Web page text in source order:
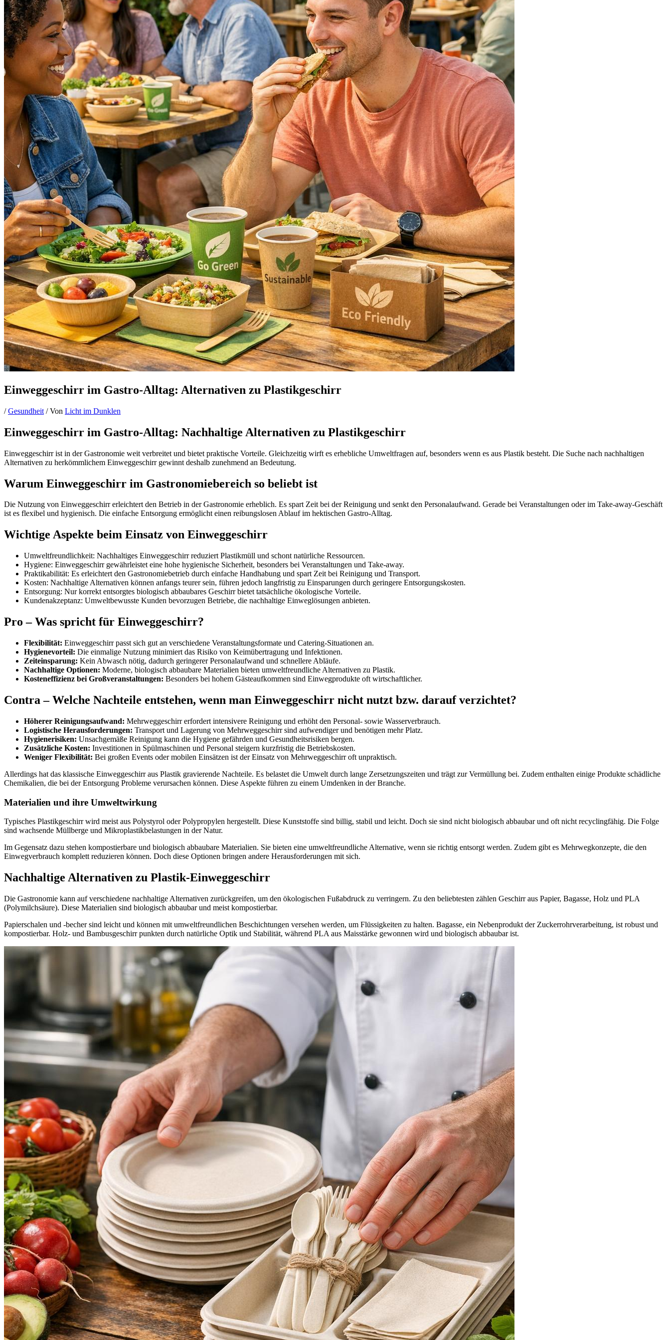
Einweggeschirr im Gastro-Alltag: Alternativen zu Plastikgeschirr
/Gesundheit / Von Licht im Dunklen
Einweggeschirr im Gastro-Alltag: Nachhaltige Alternativen zu Plastikgeschirr
Einweggeschirr ist in der Gastronomie weit verbreitet und bietet praktische Vorteile. Gleichzeitig wirft es erhebliche Umweltfragen auf, besonders wenn es aus Plastik besteht. Die Suche nach nachhaltigen
Alternativen zu herkömmlichem Einweggeschirr gewinnt deshalb zunehmend an Bedeutung.
Warum Einweggeschirr im Gastronomiebereich so beliebt ist
Die Nutzung von Einweggeschirr erleichtert den Betrieb in der Gastronomie erheblich. Es spart Zeit bei der Reinigung und senkt den Personalaufwand. Gerade bei Veranstaltungen oder im Take-away-Geschäft
ist es flexibel und hygienisch. Die einfache Entsorgung ermöglicht einen reibungslosen Ablauf im hektischen Gastro-Alltag.
Wichtige Aspekte beim Einsatz von Einweggeschirr
Umweltfreundlichkeit: Nachhaltiges Einweggeschirr reduziert Plastikmüll und schont natürliche Ressourcen.
Hygiene: Einweggeschirr gewährleistet eine hohe hygienische Sicherheit, besonders bei Veranstaltungen und Take-away.
Praktikabilität: Es erleichtert den Gastronomiebetrieb durch einfache Handhabung und spart Zeit bei Reinigung und Transport.
Kosten: Nachhaltige Alternativen können anfangs teurer sein, führen jedoch langfristig zu Einsparungen durch geringere Entsorgungskosten.
Entsorgung: Nur korrekt entsorgtes biologisch abbaubares Geschirr bietet tatsächliche ökologische Vorteile.
Kundenakzeptanz: Umweltbewusste Kunden bevorzugen Betriebe, die nachhaltige Einweglösungen anbieten.
Pro – Was spricht für Einweggeschirr?
Flexibilität: Einweggeschirr passt sich gut an verschiedene Veranstaltungsformate und Catering-Situationen an.
Hygienevorteil: Die einmalige Nutzung minimiert das Risiko von Keimübertragung und Infektionen.
Zeiteinsparung: Kein Abwasch nötig, dadurch geringerer Personalaufwand und schnellere Abläufe.
Nachhaltige Optionen: Moderne, biologisch abbaubare Materialien bieten umweltfreundliche Alternativen zu Plastik.
Kosteneffizienz bei Großveranstaltungen: Besonders bei hohem Gästeaufkommen sind Einwegprodukte oft wirtschaftlicher.
Contra – Welche Nachteile entstehen, wenn man Einweggeschirr nicht nutzt bzw. darauf verzichtet?
Höherer Reinigungsaufwand: Mehrweggeschirr erfordert intensivere Reinigung und erhöht den Personal- sowie Wasserverbrauch.
Logistische Herausforderungen: Transport und Lagerung von Mehrweggeschirr sind aufwendiger und benötigen mehr Platz.
Hygienerisiken: Unsachgemäße Reinigung kann die Hygiene gefährden und Gesundheitsrisiken bergen.
Zusätzliche Kosten: Investitionen in Spülmaschinen und Personal steigern kurzfristig die Betriebskosten.
Weniger Flexibilität: Bei großen Events oder mobilen Einsätzen ist der Einsatz von Mehrweggeschirr oft unpraktisch.
Allerdings hat das klassische Einweggeschirr aus Plastik gravierende Nachteile. Es belastet die Umwelt durch lange Zersetzungszeiten und trägt zur Vermüllung bei. Zudem enthalten einige Produkte schädliche
Chemikalien, die bei der Entsorgung Probleme verursachen können. Diese Aspekte führen zu einem Umdenken in der Branche.
Materialien und ihre Umweltwirkung
Typisches Plastikgeschirr wird meist aus Polystyrol oder Polypropylen hergestellt. Diese Kunststoffe sind billig, stabil und leicht. Doch sie sind nicht biologisch abbaubar und oft nicht recyclingfähig. Die Folge
sind wachsende Müllberge und Mikroplastikbelastungen in der Natur.
Im Gegensatz dazu stehen kompostierbare und biologisch abbaubare Materialien. Sie bieten eine umweltfreundliche Alternative, wenn sie richtig entsorgt werden. Zudem gibt es Mehrwegkonzepte, die den
Einwegverbrauch komplett reduzieren können. Doch diese Optionen bringen andere Herausforderungen mit sich.
Nachhaltige Alternativen zu Plastik-Einweggeschirr
Die Gastronomie kann auf verschiedene nachhaltige Alternativen zurückgreifen, um den ökologischen Fußabdruck zu verringern. Zu den beliebtesten zählen Geschirr aus Papier, Bagasse, Holz und PLA
(Polymilchsäure). Diese Materialien sind biologisch abbaubar und meist kompostierbar.
Papierschalen und -becher sind leicht und können mit umweltfreundlichen Beschichtungen versehen werden, um Flüssigkeiten zu halten. Bagasse, ein Nebenprodukt der Zuckerrohrverarbeitung, ist robust und
kompostierbar. Holz- und Bambusgeschirr punkten durch natürliche Optik und Stabilität, während PLA aus Maisstärke gewonnen wird und biologisch abbaubar ist.